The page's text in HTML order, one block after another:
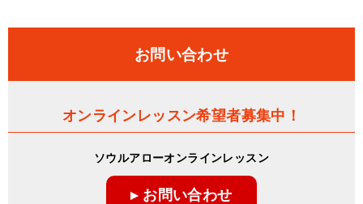
お問い合わせ
オンラインレッスン希望者募集中！
ソウルアローオンラインレッスン
▸ お問い合わせ